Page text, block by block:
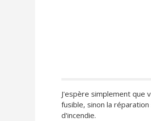
J'espère simplement que
fusible, sinon la
d'incendie.